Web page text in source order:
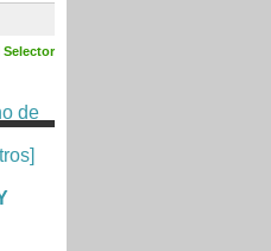
Selector